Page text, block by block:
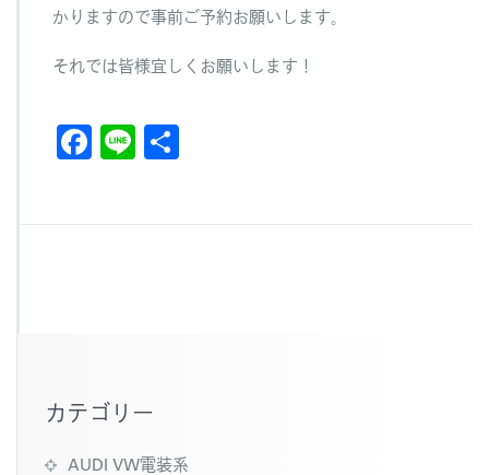
かりますので事前ご予約お願いします。
それでは皆様宜しくお願いします！
F Li
カテゴリー
AUDI VW電装系